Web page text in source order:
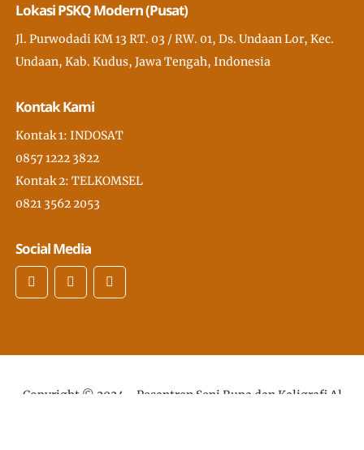
Lokasi PSKQ Modern (Pusat)
Jl. Purwodadi KM 13 RT. 03 / RW. 01, Ds. Undaan Lor, Kec.
Undaan, Kab. Kudus, Jawa Tengah, Indonesia
Kontak Kami
Kontak 1: INDOSAT
0857 1222 3822
Kontak 2: TELKOMSEL
0821 3562 2053
Social Media
Copyright © 2024 - Pesantren Seni Rupa dan Kaligrafi Al